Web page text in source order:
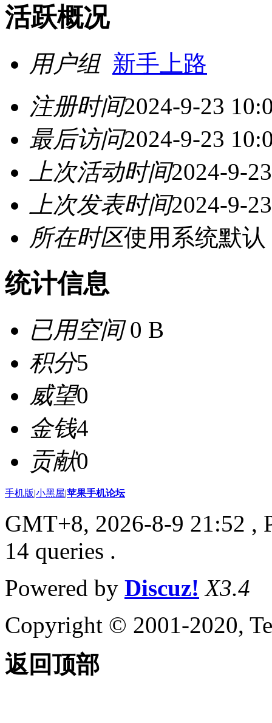
活跃概况
用户组 新手上路
注册时间2024-9-23
最后访问2024-9-23
上次活动时间2024-9-
上次发表时间2024-9-
所在时区使用系统默认
统计信息
已用空间0 B
积分5
威望0
金钱4
贡献0
手机版|小黑屋|苹果手机论坛
GMT+8, 2026-8-9 21:52 ,
14 queries .
Powered by Discuz! X3.4
Copyright © 2001-2020,
返回顶部